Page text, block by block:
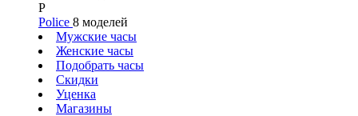
P
Police 8 моделей
Мужские часы
Женские часы
Подобрать часы
Скидки
Уценка
Магазины